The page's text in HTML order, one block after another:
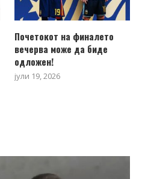
Почетокот на финалето
вечерва може да биде
одложен!
јули 19, 2026